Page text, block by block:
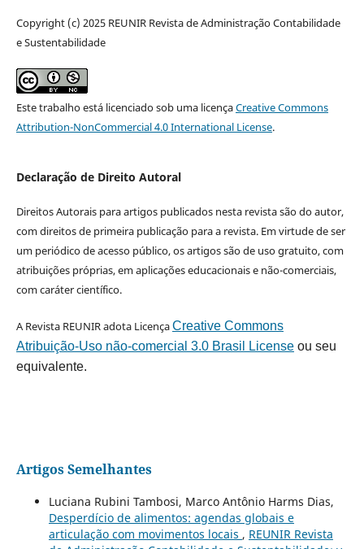
Copyright (c) 2025 REUNIR Revista de Administração Contabilidade
e Sustentabilidade
Este trabalho está licenciado sob uma licençaCreative Commons
Attribution-NonCommercial 4.0 International License.
Declaração de Direito Autoral
Direitos Autorais para artigos publicados nesta revista são do autor,
com direitos de primeira publicação para a revista. Em virtude de ser
um periódico de acesso público, os artigos são de uso gratuito, com
atribuições próprias, em aplicações educacionais e não-comerciais,
com caráter científico.
A Revista REUNIR adota LicençaCreative Commons
Atribuição-Uso não-comercial 3.0 Brasil Licenseou seu
equivalente.
Artigos Semelhantes
Luciana Rubini Tambosi, Marco Antônio Harms Dias,
Desperdício de alimentos: agendas globais e
articulação com movimentos locais , REUNIR Revista